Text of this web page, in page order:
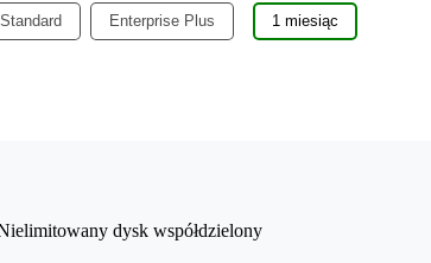
Enterprise Plus 1 miesiąc
dysk współdzielony